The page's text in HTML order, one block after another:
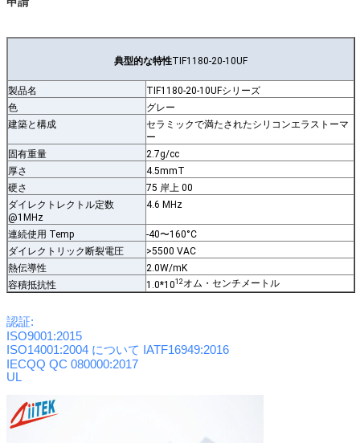
典型的な特性TIF1180-20-10UF
製品名 TIF1180-20-10UFシリーズ
色
グレー
建築と構成
セラミックで満たされたシリコンエラストーマ
ー
固有重量
2.7g/cc
厚さ
4.5mmT
硬さ
75 岸上 00
ダイレクトレクトル定数
@1MHz
4.6 MHz
連続使用 Temp
-40〜160°C
ダイレクトリック断裂電圧
>5500 VAC
熱伝導性
2.0W/mK
容積抵抗性
1.0*1012オム・センチメートル
認証:
ISO9001:2015
ISO14001:2004 について
IATF16949:2016
IECQQ QC 080000:2017
UL